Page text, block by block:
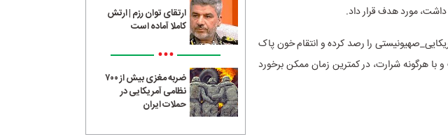
مورد هدف قرار داد.
را رصد کرده و انتقام خون پاک
با هرگونه شرارت، در کمترین زمان ممکن برخورد
ارتقای توان رزم | ارتش
کاملا آماده است
•••
ضربه مغزی بیش از ۷۰۰
نظامی آمریکایی در
حملات ایران